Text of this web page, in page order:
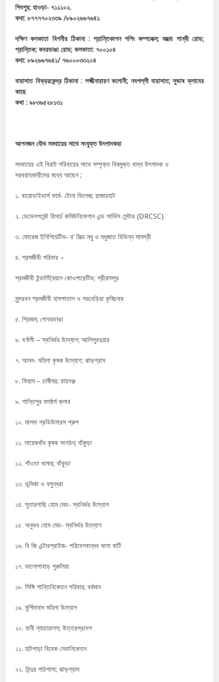
শিবপুর; হাওড়া- ৭১১১০২.
কথা: ৮৭৭৭৭০২৩৩৯ /৮৯০২৬৬৭৬৪১
দক্ষিণ কলকাতা বিপনীর ঠিকানা : প্রান্তিকাপন শপিং কম্পলেক্স; মহত্মা গান্ধী রোড;
প্রান্তিক; কবরডাঙা রোড; কলকাতা: ৭০০১০৪
কথা: ৮৯২৬৬৭৬৪১/ ৭৬০০০৩৩২০৪
বারাসাত বিক্রয়কেন্দ্র ঠিকানা : লক্ষ্মীনারায়ণ কলোনী; নবপল্লী বারাসাত; সুভাষ ক্লাবের
কাছে
কথা : ৯৮৩৬৫২৮১৩১
আপনজন যৌথ সমবায়ের সাথে সংযুক্ত উৎপাদকরা
সমবায়ের এই বিরাট পরিবারের সাথে সম্পৃক্ত বিষমুক্ত খাদ্য উৎপাদক ও
সরবরাহকারীদের মধ্যে আছেন ;
১. বায়োডাইভার্স ফার্ম- টোনা ভিলেজ; রাজারহাট
২. ডেভেলপমেন্ট রিসার্চ কমিউনিকেশান এন্ড সার্ভিস সেন্টার (DRCSC)
৩. ফোরেজ ইনিশিয়েটিভ- র’ সিল্ড মধু ও মধুজাত বিভিন্ন সামগ্রী
৪. শ্রমজীবী পরিবার –
শ্রমজীবী ইন্ডাস্ট্রিয়াল কোওপারেটিভ; শ্রীরামপুর
সুন্দরবন শ্রমজীবী হাসপাতাল ও সরবেড়িয়া কৃষিচক্র
৫. প্রিজম; গোবরডাঙা
৬. বর্ণালী – স্বনির্ভর উদ্যোগ; আলিপুরদুয়ার
৭. আমন- মহিলা কৃষক উদ্যোগ; ঝাড়গ্রাম
৮. ফিয়াম – চাষীঘর; রায়গঞ্জ
৯. শান্তিপুর ফার্মার্স ক্লাব
১০. মালদা প্রডিউসারস গ্রুপ
১১. লায়েকবাঁধ কৃষক সংগঠন; বাঁকুড়া
১২. গাঁওতা খামার; বাঁকুড়া
১৩. ভূমিকা ও বসুন্ধরা
১৪. সুতারগাছি হোম মেড- স্বনির্ভর উদ্যোগ
১৫. অনুভব হোম মেড- স্বনির্ভর উদ্যোগ
১৬. বি জি এন্টারপ্রাইজ- পরিবেশবান্ধব থালা বাটি
১৭. ভালোপাহাড় পুরুলিয়া
১৮. সিঙ্গি শান্তিনিকেতন পরিবার; বর্ধমান
১৯. মুর্শিদাবাদ মহিলা উদ্যোগ
২০. বানী ন্যাচারালস; উত্তরপ্রদেশ
২১. হাটপাড়া বিবেক সেবানিকেতন
২২. বিন্দুর পাঠশালা; ঝাড়গ্রাম